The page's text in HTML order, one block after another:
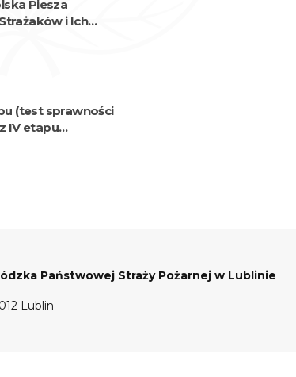
Piesza
i Ich
(test sprawności
IV etapu
o przyjęcie do
Państwowej Straży Pożarnej w Lublinie
Lublin